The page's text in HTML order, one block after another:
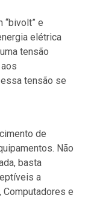
“bivolt” e
elétrica
tensão
tensão se
de
Não
basta
a
Computadores e